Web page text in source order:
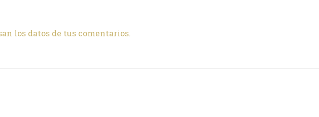
los datos de tus comentarios.